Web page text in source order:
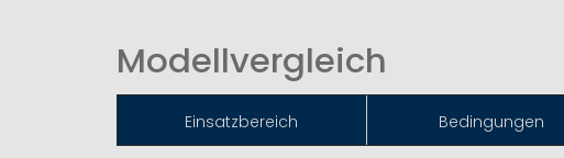
Modellvergleich
Einsatzbereich Bedingungen